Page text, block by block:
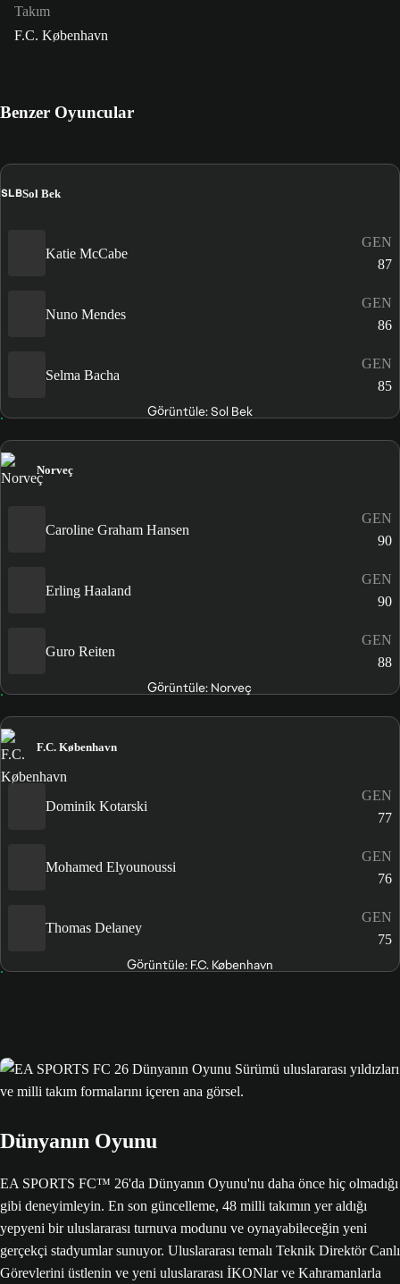
Takım
F.C. København
Benzer Oyuncular
SLBSol Bek
Katie McCabe
GEN
87
Nuno Mendes
GEN
86
Selma Bacha
GEN
85
Görüntüle: Sol Bek
Norveç
Caroline Graham Hansen
GEN
90
Erling Haaland
GEN
90
Guro Reiten
GEN
88
Görüntüle: Norveç
F.C. København
Dominik Kotarski
GEN
77
Mohamed Elyounoussi
GEN
76
Thomas Delaney
GEN
75
Görüntüle: F.C. København
Dünyanın Oyunu
EA SPORTS FC™ 26'da Dünyanın Oyunu'nu daha önce hiç olmadığı
gibi deneyimleyin. En son güncelleme, 48 milli takımın yer aldığı
yepyeni bir uluslararası turnuva modunu ve oynayabileceğin yeni
gerçekçi stadyumlar sunuyor. Uluslararası temalı Teknik Direktör Canlı
Görevlerini üstlenin ve yeni uluslararası İKONlar ve Kahramanlarla